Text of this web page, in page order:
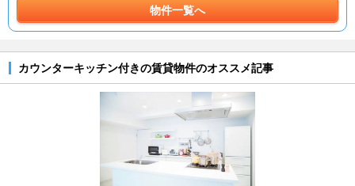
物件一覧へ
カウンターキッチン付きの賃貸物件のオススメ記事